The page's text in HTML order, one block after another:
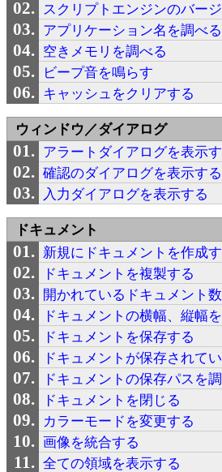
スクリプトエンジンのバー
アプリケーション名を調べる
空きメモリを調べる
ビープ音を鳴らす
キャッシュをクリアする
ウィンドウ／ダイアログ
アラートダイアログを表示
確認のダイアログを表示する
入力ダイアログを表示する
ドキュメント
新規にドキュメントを作成
ドキュメントを複製する
開かれているドキュメント
ドキュメントの横幅、縦幅
ドキュメントを保存する
ドキュメントが保存されて
ドキュメントの保存パスを
ドキュメントを閉じる
カラーモードを変更する
画像を統合する
全ての領域を表示する